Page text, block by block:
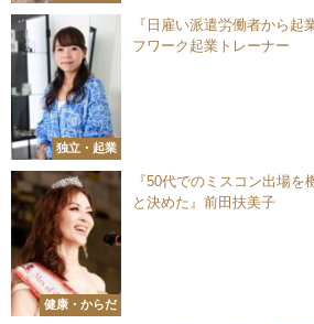
独立・起業
『日雇い派遣労働者から
フワーク起業トレーナー
健康・からだ
『50代でのミスコン出場
と決めた』前田扶美子